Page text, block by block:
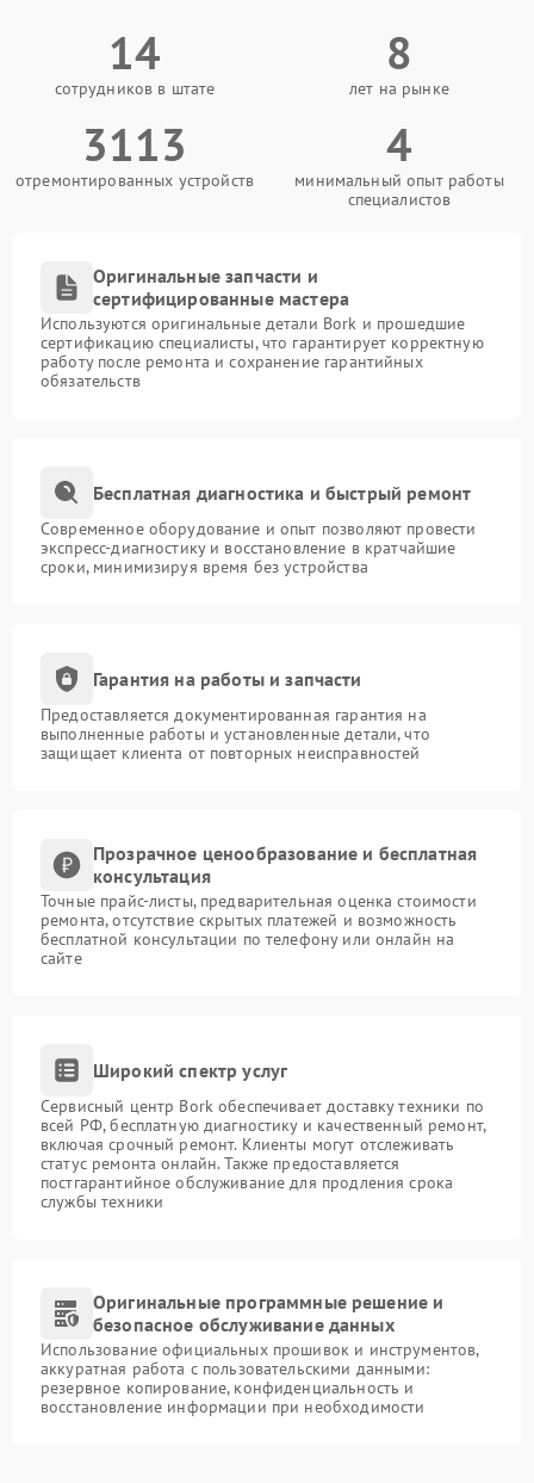
14
сотрудников в штате
8
лет на рынке
3113
отремонтированных устройств
4
минимальный опыт работы
специалистов
Оригинальные запчасти и
сертифицированные мастера
Используются оригинальные детали Bork и прошедшие
сертификацию специалисты, что гарантирует корректную
работу после ремонта и сохранение гарантийных
обязательств
Бесплатная диагностика и быстрый ремонт
Современное оборудование и опыт позволяют провести
экспресс-диагностику и восстановление в кратчайшие
сроки, минимизируя время без устройства
Гарантия на работы и запчасти
Предоставляется документированная гарантия на
выполненные работы и установленные детали, что
защищает клиента от повторных неисправностей
Прозрачное ценообразование и бесплатная
консультация
Точные прайс-листы, предварительная оценка стоимости
ремонта, отсутствие скрытых платежей и возможность
бесплатной консультации по телефону или онлайн на
сайте
Широкий спектр услуг
Сервисный центр Bork обеспечивает доставку техники по
всей РФ, бесплатную диагностику и качественный ремонт,
включая срочный ремонт. Клиенты могут отслеживать
статус ремонта онлайн. Также предоставляется
постгарантийное обслуживание для продления срока
службы техники
Оригинальные программные решение и
безопасное обслуживание данных
Использование официальных прошивок и инструментов,
аккуратная работа с пользовательскими данными:
резервное копирование, конфиденциальность и
восстановление информации при необходимости